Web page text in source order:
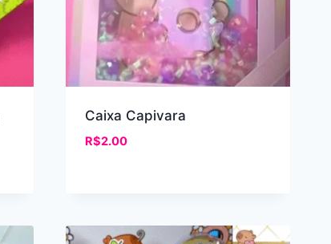
Caixa Capivara
R$2.00